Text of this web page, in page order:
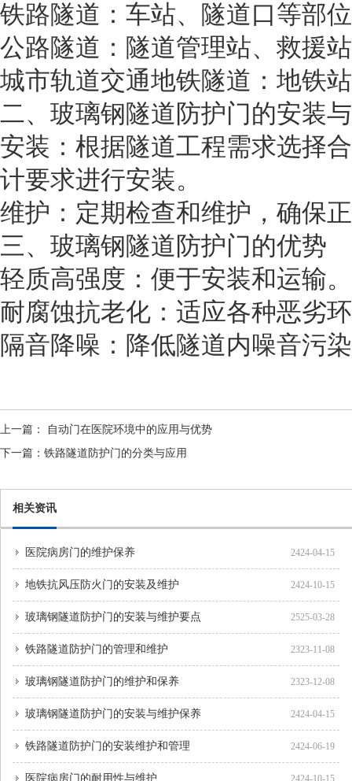
铁路隧道：车站、隧道口等部
公路隧道：隧道管理站、救援
城市轨道交通地铁隧道：地铁
二、玻璃钢隧道防护门的安装
安装：根据隧道工程需求选择
计要求进行安装。
维护：定期检查和维护，确保
三、玻璃钢隧道防护门的优势
轻质高强度：便于安装和运输。
耐腐蚀抗老化：适应各种恶劣
隔音降噪：降低隧道内噪音污
上一篇：
自动门在医院环境中的应用与优势
下一篇： 铁路隧道防护门的分类与应用
相关资讯
医院病房门的维护保养 2424-04-15
地铁抗风压防火门的安装及维护 2424-10-15
玻璃钢隧道防护门的安装与维护要点 2525-03-28
铁路隧道防护门的管理和维护 2323-11-08
玻璃钢隧道防护门的维护和保养 2323-12-08
玻璃钢隧道防护门的安装与维护保养 2424-04-15
铁路隧道防护门的安装维护和管理 2424-06-19
医院病房门的耐用性与维护 2424-10-15